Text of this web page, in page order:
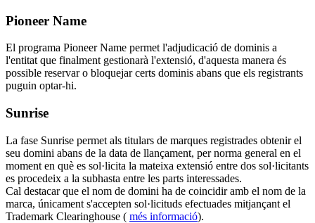
Pioneer Name
El programa Pioneer Name permet l'adjudicació de dominis a
l'entitat que finalment gestionarà l'extensió, d'aquesta manera és
possible reservar o bloquejar certs dominis abans que els registrants
puguin optar-hi.
Sunrise
La fase Sunrise permet als titulars de marques registrades obtenir el
seu domini abans de la data de llançament, per norma general en el
moment en què es sol·licita la mateixa extensió entre dos sol·licitants
es procedeix a la subhasta entre les parts interessades.
Cal destacar que el nom de domini ha de coincidir amb el nom de la
marca, únicament s'accepten sol·licituds efectuades mitjançant el
Trademark Clearinghouse ( més informació).